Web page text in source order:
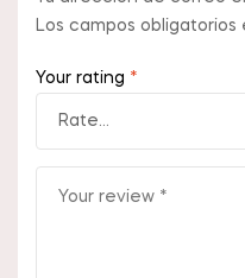
Los campos
Your rating *